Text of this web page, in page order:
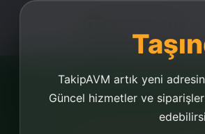
TakipAVM artık yeni
Güncel hizmetler ve